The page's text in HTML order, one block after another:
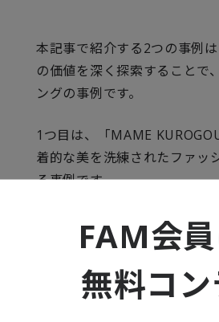
本記事で紹介する2つの事例
の価値を深く探索することで
ングの事例です。
1つ目は、「MAME
着的な美を洗練されたファッ
る事例です。
2つ目は、「うなぎの寝床」
強みを追求しながら、様々
FAM会
無料コン